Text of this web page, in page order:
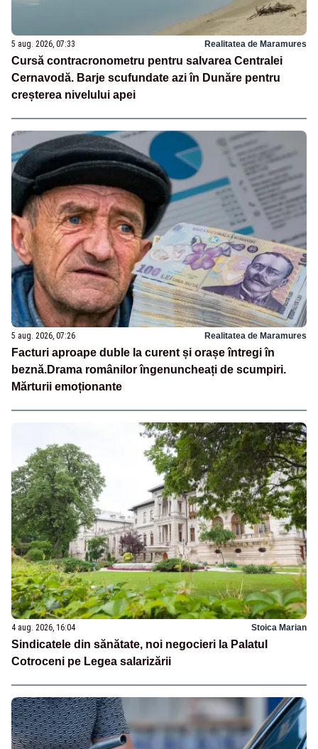
5 aug. 2026, 07:33 Realitatea de Maramures
Cursă contracronometru pentru salvarea Centralei
Cernavodă. Barje scufundate azi în Dunăre pentru
creșterea nivelului apei
5 aug. 2026, 07:26 Realitatea de Maramures
Facturi aproape duble la curent și orașe întregi în
beznă.Drama românilor îngenuncheați de scumpiri.
Mărturii emoționante
4 aug. 2026, 16:04 Stoica Marian
Sindicatele din sănătate, noi negocieri la Palatul
Cotroceni pe Legea salarizării